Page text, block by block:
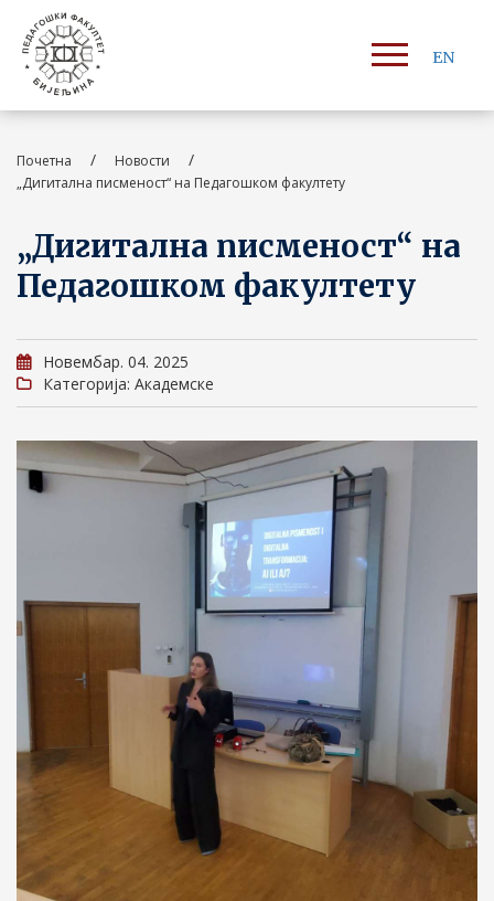
EN
Почетна / Новости /
„Дигитална писменост“ на Педагошком факултету
„Дигитална писменост“ на
Педагошком факултету
Новембар. 04. 2025
Категорија: Академске